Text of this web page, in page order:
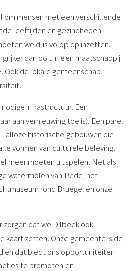
om mensen met een verschillende
leeftijden en gezindheden
we dus volop op inzetten.
dan ooit in een maatschappij
Ook de lokale gemeenschap
infrastructuur. Een
aan vernieuwing toe is). Een parel
historische gebouwen die
vormen van culturele beleving.
meer moeten uitspelen. Net als
watermolen van Pede, het
rond Bruegel én onze
zorgen dat we Dilbeek ook
kaart zetten. Onze gemeente is de
en dat biedt ons opportuniteiten
te promoten en